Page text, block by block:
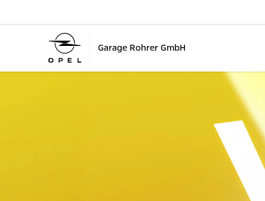
Garage Rohrer GmbH